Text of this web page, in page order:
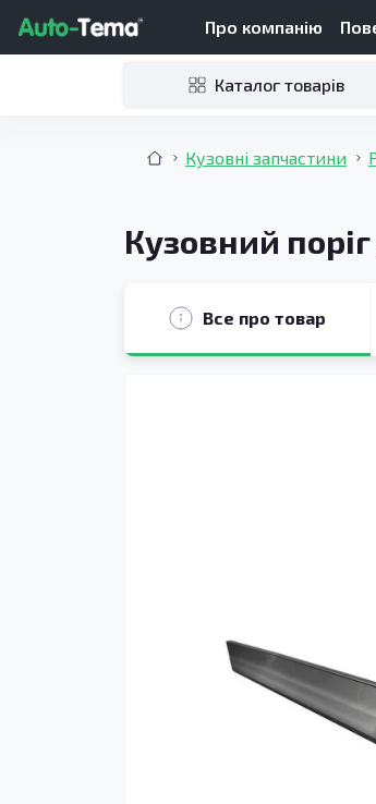
Про компанію
Каталог товарів
Кузовні запчастини
Кузовний
Все про товар